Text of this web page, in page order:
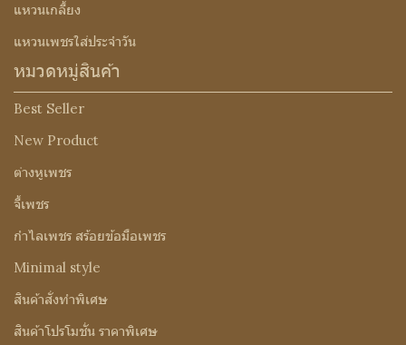
แหวนเกลี้ยง
แหวนเพชรใส่ประจำวัน
หมวดหมู่สินค้า
Best Seller
New Product
ต่างหูเพชร
จี้เพชร
กำไลเพชร สร้อยข้อมือเพชร
Minimal style
สินค้าสั่งทำพิเศษ
สินค้าโปรโมชั่น ราคาพิเศษ